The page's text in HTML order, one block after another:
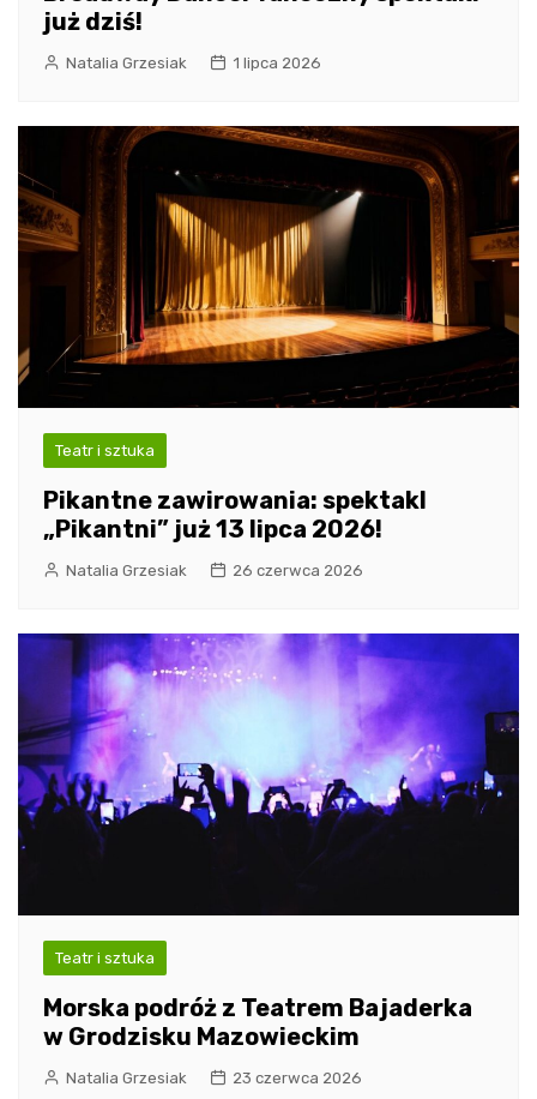
już dziś!
Natalia Grzesiak 1 lipca 2026
Teatr i sztuka
Pikantne zawirowania: spektakl
„Pikantni” już 13 lipca 2026!
Natalia Grzesiak 26 czerwca 2026
Teatr i sztuka
Morska podróż z Teatrem Bajaderka
w Grodzisku Mazowieckim
Natalia Grzesiak 23 czerwca 2026